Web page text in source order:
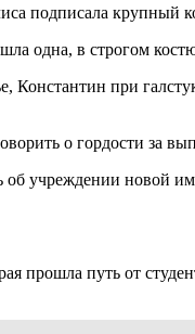
подписала крупный
одна, в строгом
Константин при
о гордости за
учреждении новой
прошла путь от